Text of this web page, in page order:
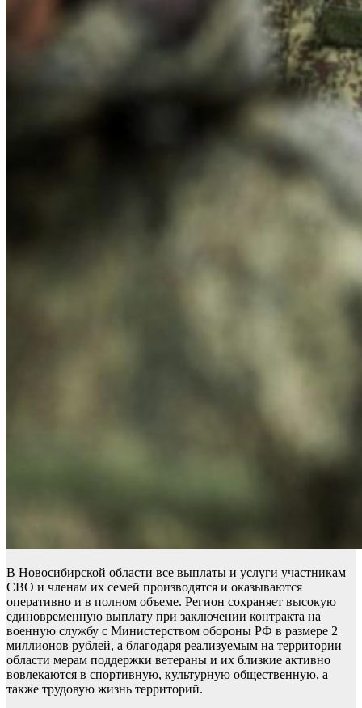
В Новосибирской области все выплаты и услуги участникам
СВО и членам их семей производятся и оказываются
оперативно и в полном объеме. Регион сохраняет высокую
единовременную выплату при заключении контракта на
военную службу с Министерством обороны РФ в размере 2
миллионов рублей, а благодаря реализуемым на территории
области мерам поддержки ветераны и их близкие активно
вовлекаются в спортивную, культурную общественную, а
также трудовую жизнь территорий.